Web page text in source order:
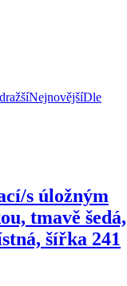
NejnovějšíDle
s úložným
tmavě šedá,
šířka 241